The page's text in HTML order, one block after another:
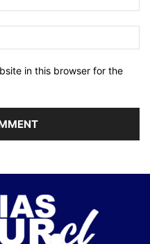
in this browser for the